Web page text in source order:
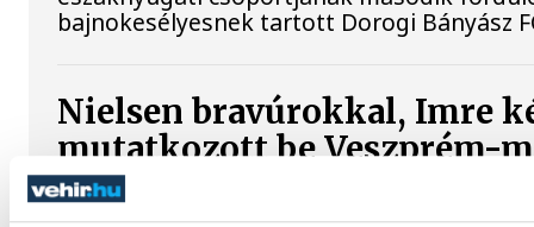
bajnokesélyesnek tartott Dorogi Bányász
Nielsen bravúrokkal, Imre
mutatkozott be Veszprém-
A bajnoki és Magyar Kupa-címvédő One